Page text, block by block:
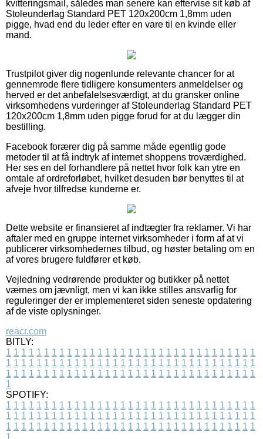
kvitteringsmail, således man senere kan eftervise sit køb af
Stoleunderlag Standard PET 120x200cm 1,8mm uden
pigge, hvad end du leder efter en vare til en kvinde eller
mand.
Trustpilot giver dig nogenlunde relevante chancer for at
gennemrode flere tidligere konsumenters anmeldelser og
herved er det anbefalelsesværdigt, at du gransker online
virksomhedens vurderinger af Stoleunderlag Standard PET
120x200cm 1,8mm uden pigge forud for at du lægger din
bestilling.
Facebook forærer dig på samme måde egentlig gode
metoder til at få indtryk af internet shoppens troværdighed.
Her ses en del forhandlere på nettet hvor folk kan ytre en
omtale af ordreforløbet, hvilket desuden bør benyttes til at
afveje hvor tilfredse kunderne er.
Dette website er finansieret af indtægter fra reklamer. Vi har
aftaler med en gruppe internet virksomheder i form af at vi
publicerer virksomhedernes tilbud, og høster betaling om en
af vores brugere fuldfører et køb.
Vejledning vedrørende produkter og butikker på nettet
værnes om jævnligt, men vi kan ikke stilles ansvarlig for
reguleringer der er implementeret siden seneste opdatering
af de viste oplysninger.
reacr.com
BITLY:
1 1 1 1 1 1 1 1 1 1 1 1 1 1 1 1 1 1 1 1 1 1 1 1 1 1 1 1 1 1 1 1 1
1 1 1 1 1 1 1 1 1 1 1 1 1 1 1 1 1 1 1 1 1 1 1 1 1 1 1 1 1 1 1 1 1
1 1 1 1 1 1 1 1 1 1 1 1 1 1 1 1 1 1 1 1 1 1 1 1 1 1 1 1 1 1 1 1 1
1
SPOTIFY:
1 1 1 1 1 1 1 1 1 1 1 1 1 1 1 1 1 1 1 1 1 1 1 1 1 1 1 1 1 1 1 1 1
1 1 1 1 1 1 1 1 1 1 1 1 1 1 1 1 1 1 1 1 1 1 1 1 1 1 1 1 1 1 1 1 1
1 1 1 1 1 1 1 1 1 1 1 1 1 1 1 1 1 1 1 1 1 1 1 1 1 1 1 1 1 1 1 1 1
1